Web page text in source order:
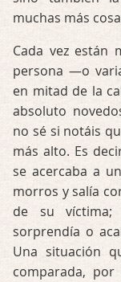
muchas más
Cada vez están
persona —o
en mitad de la
absoluto
no sé si notáis
más alto. Es
se acercaba a
morros y salía
de su
sorprendía o
Una situación
comparada,